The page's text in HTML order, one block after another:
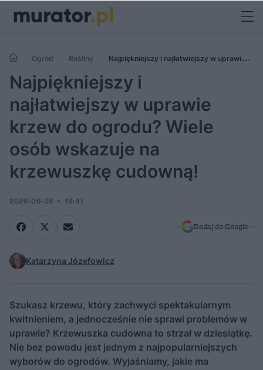
Ogród Rośliny
Najpiękniejszy i najłatwiejszy w uprawie
krzew do ogrodu? Wiele osób wskazuje na krzewuszkę cudowną!
Najpiękniejszy i
najłatwiejszy w uprawie
krzew do ogrodu? Wiele
osób wskazuje na
krzewuszkę cudowną!
2026-06-08 13:47
Dodaj do Google
Katarzyna Józefowicz
Szukasz krzewu, który zachwyci spektakularnym
kwitnieniem, a jednocześnie nie sprawi problemów w
uprawie? Krzewuszka cudowna to strzał w dziesiątkę.
Nie bez powodu jest jednym z najpopularniejszych
wyborów do ogrodów. Wyjaśniamy, jakie ma